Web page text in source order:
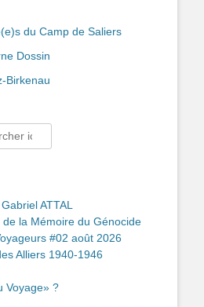
du Camp de Saliers
Dossin
Birkenau
ATTAL
la Mémoire du Génocide
#02 août 2026
Alliers 1940-1946
Voyage» ?